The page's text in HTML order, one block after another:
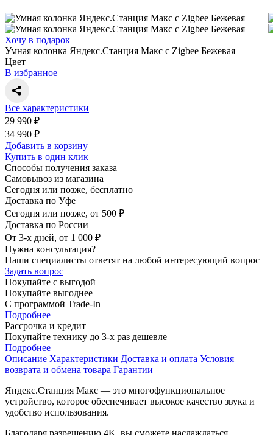
Хочу в подарок
Умная колонка Яндекс.Станция Макс с Zigbee Бежевая
Цвет
В избранное
Все характеристики
29 990 ₽
34 990 ₽
Добавить в корзину
Купить в один клик
Способы получения заказа
Самовывоз из магазина
Сегодня или позже, бесплатно
Доставка по Уфе
Сегодня или позже, от 500 ₽
Доставка по России
От 3-х дней, от 1 000 ₽
Нужна консультация?
Наши специалисты ответят на любой интересующий вопрос
Задать вопрос
Покупайте с выгодой
Покупайте выгоднее
С программой Trade-In
Подробнее
Рассрочка и кредит
Покупайте технику до 3-х раз дешевле
Подробнее
Описание Характеристики Доставка и оплата Условия
возврата и обмена товара Гарантии
Яндекс.Станция Макс — это многофункциональное
устройство, которое обеспечивает высокое качество звука и
удобство использования.
Благодаря разрешению 4K, вы сможете наслаждаться